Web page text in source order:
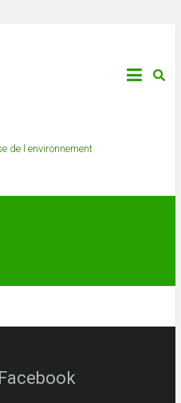
de l environnement